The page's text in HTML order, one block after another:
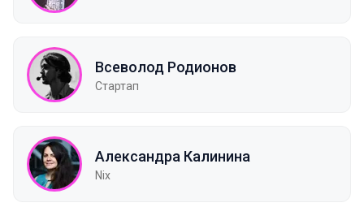
Всеволод Родионов
Стартап
Александра Калинина
Nix